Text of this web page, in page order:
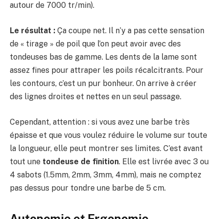
autour de 7000 tr/min).
Le résultat : Ça coupe net. Il n’y a pas cette sensation
de « tirage » de poil que l’on peut avoir avec des
tondeuses bas de gamme. Les dents de la lame sont
assez fines pour attraper les poils récalcitrants. Pour
les contours, c’est un pur bonheur. On arrive à créer
des lignes droites et nettes en un seul passage.
Cependant, attention : si vous avez une barbe très
épaisse et que vous voulez réduire le volume sur toute
la longueur, elle peut montrer ses limites. C’est avant
tout une tondeuse de finition. Elle est livrée avec 3 ou
4 sabots (1.5mm, 2mm, 3mm, 4mm), mais ne comptez
pas dessus pour tondre une barbe de 5 cm.